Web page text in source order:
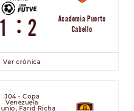
1 : 2
Academia Puerto
Cabello
Ver crónica
J04 - Copa
Venezuela
Farid Richa